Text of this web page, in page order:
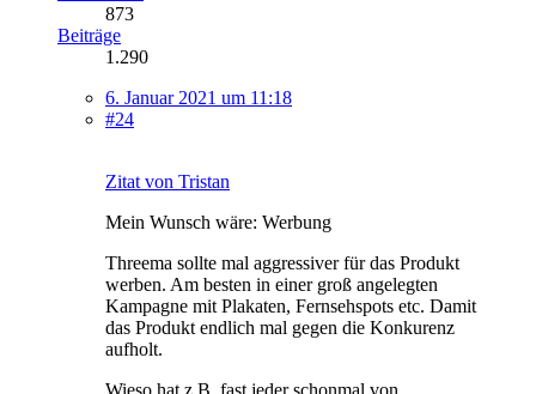
873
Beiträge
1.290
6. Januar 2021 um 11:18
#24
Zitat von Tristan
Mein Wunsch wäre: Werbung
Threema sollte mal aggressiver für das Produkt
werben. Am besten in einer groß angelegten
Kampagne mit Plakaten, Fernsehspots etc. Damit
das Produkt endlich mal gegen die Konkurenz
aufholt.
Wieso hat z.B. fast jeder schonmal von